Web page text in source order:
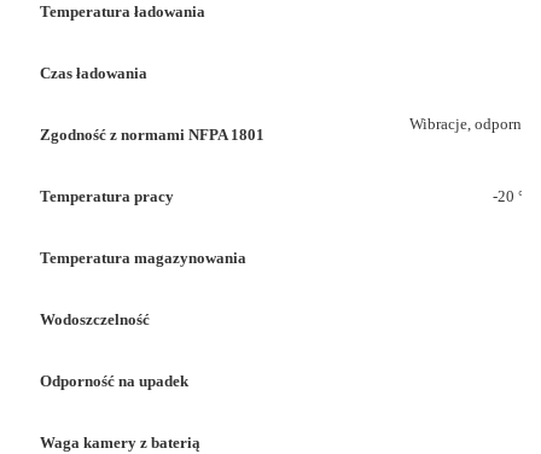
Temperatura ładowania
Czas ładowania
Zgodność z normami NFPA 1801
Wibracje,
Temperatura pracy -20 °
Temperatura magazynowania
Wodoszczelność
Odporność na upadek
Waga kamery z baterią